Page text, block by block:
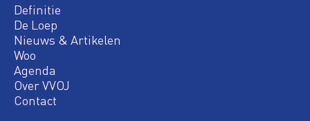
Definitie
De Loep
Nieuws & Artikelen
Woo
Agenda
Over VVOJ
Contact